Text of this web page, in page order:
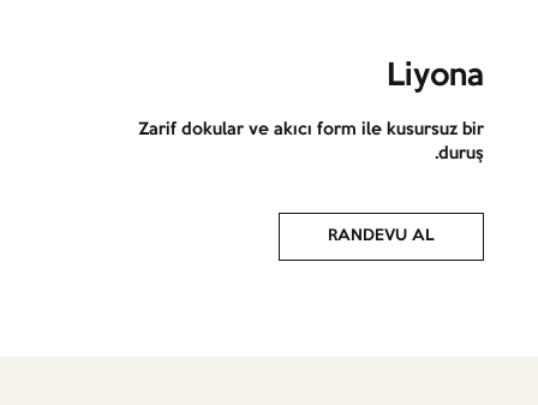
Liyona
Zarif dokular ve akıcı form ile kusursuz bir
duruş.
RANDEVU AL